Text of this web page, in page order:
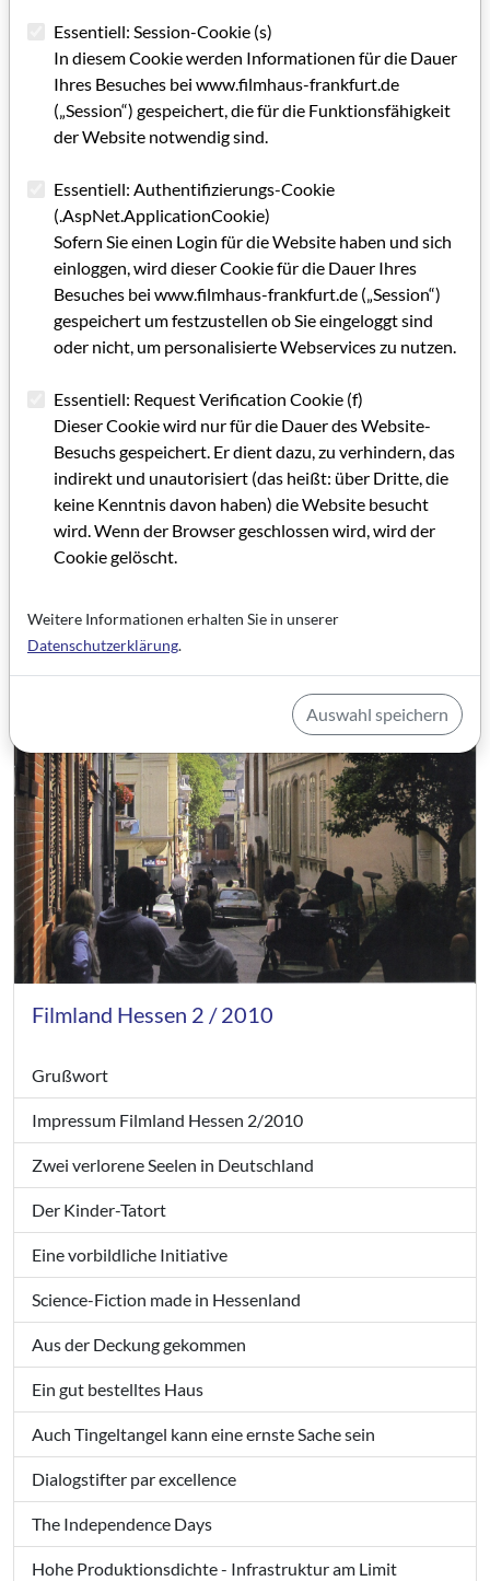
Fördersumme: 5.000 Euro
Kategorie: Fördermitteilung
Schlagworte: Filmförderung, Dokumentarfilm, Spielfilm,
Artikel im PDF aufrufen
Filmland Hessen 2 / 2010
Grußwort
Impressum Filmland Hessen 2/2010
Zwei verlorene Seelen in Deutschland
Der Kinder-Tatort
Eine vorbildliche Initiative
Science-Fiction made in Hessenland
Aus der Deckung gekommen
Ein gut bestelltes Haus
Auch Tingeltangel kann eine ernste Sache sein
Dialogstifter par excellence
The Independence Days
Hohe Produktionsdichte - Infrastruktur am Limit
Essentiell: Session-Cookie (s)
In diesem Cookie werden Informationen für die Dauer
Ihres Besuches bei www.filmhaus-frankfurt.de
(„Session“) gespeichert, die für die Funktionsfähigkeit
der Website notwendig sind.
Essentiell: Authentifizierungs-Cookie
(.AspNet.ApplicationCookie)
Sofern Sie einen Login für die Website haben und sich
einloggen, wird dieser Cookie für die Dauer Ihres
Besuches bei www.filmhaus-frankfurt.de („Session“)
gespeichert um festzustellen ob Sie eingeloggt sind
oder nicht, um personalisierte Webservices zu nutzen.
Essentiell: Request Verification Cookie (f)
Dieser Cookie wird nur für die Dauer des Website-
Besuchs gespeichert. Er dient dazu, zu verhindern, das
indirekt und unautorisiert (das heißt: über Dritte, die
keine Kenntnis davon haben) die Website besucht
wird. Wenn der Browser geschlossen wird, wird der
Cookie gelöscht.
Weitere Informationen erhalten Sie in unserer
Datenschutzerklärung.
Auswahl speichern